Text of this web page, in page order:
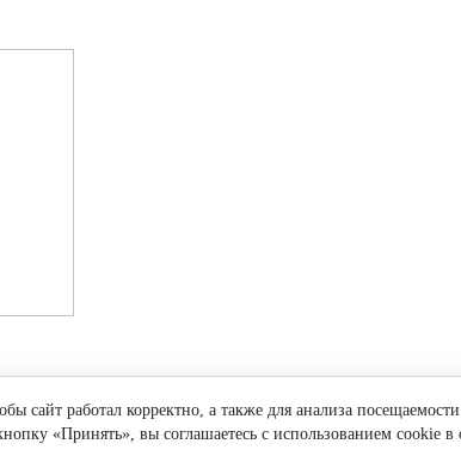
сайт работал корректно, а также для анализа
«Принять», вы соглашаетесь с использованием cookie в